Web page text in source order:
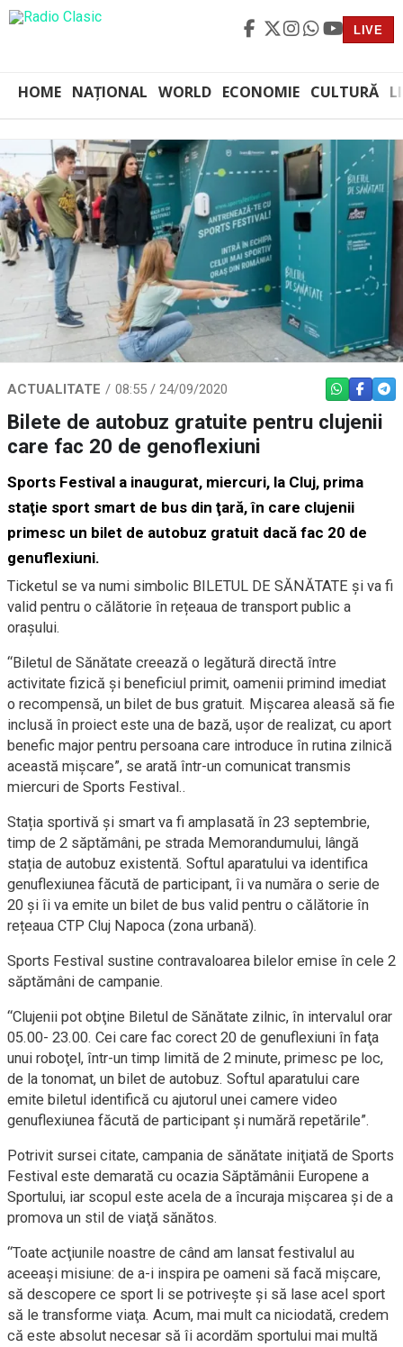
LIVE
HOME NAȚIONAL WORLD ECONOMIE CULTURĂ
ACTUALITATE 08:55 / 24/09/2020 WHATSAPP
Bilete de autobuz gratuite pentru clujenii
care fac 20 de genoflexiuni
Sports Festival a inaugurat, miercuri, la Cluj, prima
staţie sport smart de bus din ţară, în care clujenii
primesc un bilet de autobuz gratuit dacă fac 20 de
genuflexiuni.
Ticketul se va numi simbolic BILETUL DE SĂNĂTATE și va fi
valid pentru o călătorie în rețeaua de transport public a
orașului.
“Biletul de Sănătate creează o legătură directă între
activitate fizică și beneficiul primit, oamenii primind imediat
o recompensă, un bilet de bus gratuit. Mișcarea aleasă să fie
inclusă în proiect este una de bază, ușor de realizat, cu aport
benefic major pentru persoana care introduce în rutina zilnică
această mișcare”, se arată într-un comunicat transmis
miercuri de Sports Festival..
Stația sportivă și smart va fi amplasată în 23 septembrie,
timp de 2 săptămâni, pe strada Memorandumului, lângă
stația de autobuz existentă. Softul aparatului va identifica
genuflexiunea făcută de participant, îi va număra o serie de
20 și îi va emite un bilet de bus valid pentru o călătorie în
rețeaua CTP Cluj Napoca (zona urbană).
Sports Festival sustine contravaloarea bilelor emise în cele 2
săptămâni de campanie.
“Clujenii pot obţine Biletul de Sănătate zilnic, în intervalul orar
05.00- 23.00. Cei care fac corect 20 de genuflexiuni în faţa
unui roboţel, într-un timp limită de 2 minute, primesc pe loc,
de la tonomat, un bilet de autobuz. Softul aparatului care
emite biletul identifică cu ajutorul unei camere video
genuflexiunea făcută de participant şi numără repetările”.
Potrivit sursei citate, campania de sănătate iniţiată de Sports
Festival este demarată cu ocazia Săptămânii Europene a
Sportului, iar scopul este acela de a încuraja mişcarea şi de a
promova un stil de viaţă sănătos.
“Toate acţiunile noastre de când am lansat festivalul au
aceeaşi misiune: de a-i inspira pe oameni să facă mişcare,
să descopere ce sport li se potriveşte şi să lase acel sport
să le transforme viaţa. Acum, mai mult ca niciodată, credem
că este absolut necesar să îi acordăm sportului mai multă